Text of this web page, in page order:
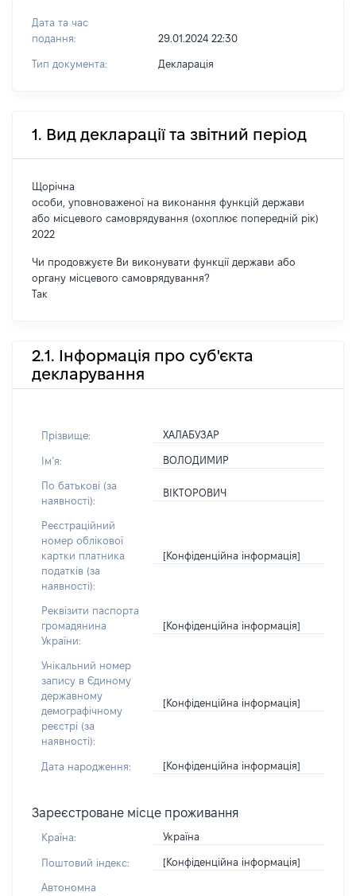
Дата та час
подання:
29.01.2024 22:30
Тип документа: Декларація
1. Вид декларації та звітний період
Щорічна
особи, уповноваженої на виконання функцій держави
або місцевого самоврядування (охоплює попередній рік)
2022
Чи продовжуєте Ви виконувати функції держави або
органу місцевого самоврядування?
Так
2.1. Інформація про суб'єкта
декларування
Прізвище: ХАЛАБУЗАР
Імʼя: ВОЛОДИМИР
По батькові (за
наявності):
ВІКТОРОВИЧ
Реєстраційний
номер облікової
картки платника
податків (за
наявності):
[Конфіденційна інформація]
Реквізити паспорта
громадянина
України:
[Конфіденційна інформація]
Унікальний номер
запису в Єдиному
державному
демографічному
реєстрі (за
наявності):
[Конфіденційна інформація]
Дата народження: [Конфіденційна інформація]
Зареєстроване місце проживання
Країна: Україна
Поштовий індекс: [Конфіденційна інформація]
Автономна